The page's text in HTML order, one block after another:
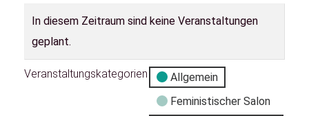
In diesem Zeitraum sind keine Veranstaltungen
geplant.
Veranstaltungskategorien
Allgemein
Feministischer Salon